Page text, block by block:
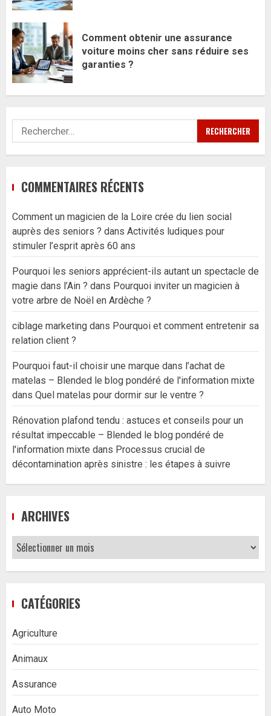
Comment obtenir une assurance
voiture moins cher sans réduire ses
garanties ?
Rechercher :
COMMENTAIRES RÉCENTS
Comment un magicien de la Loire crée du lien social
auprès des seniors ? dans Activités ludiques pour
stimuler l’esprit après 60 ans
Pourquoi les seniors apprécient-ils autant un spectacle de
magie dans l’Ain ? dans Pourquoi inviter un magicien à
votre arbre de Noël en Ardèche ?
ciblage marketing dans Pourquoi et comment entretenir sa
relation client ?
Pourquoi faut-il choisir une marque dans l’achat de
matelas – Blended le blog pondéré de l'information mixte
dans Quel matelas pour dormir sur le ventre ?
Rénovation plafond tendu : astuces et conseils pour un
résultat impeccable – Blended le blog pondéré de
l'information mixte dans Processus crucial de
décontamination après sinistre : les étapes à suivre
ARCHIVES
Archives
CATÉGORIES
Agriculture
Animaux
Assurance
Auto Moto